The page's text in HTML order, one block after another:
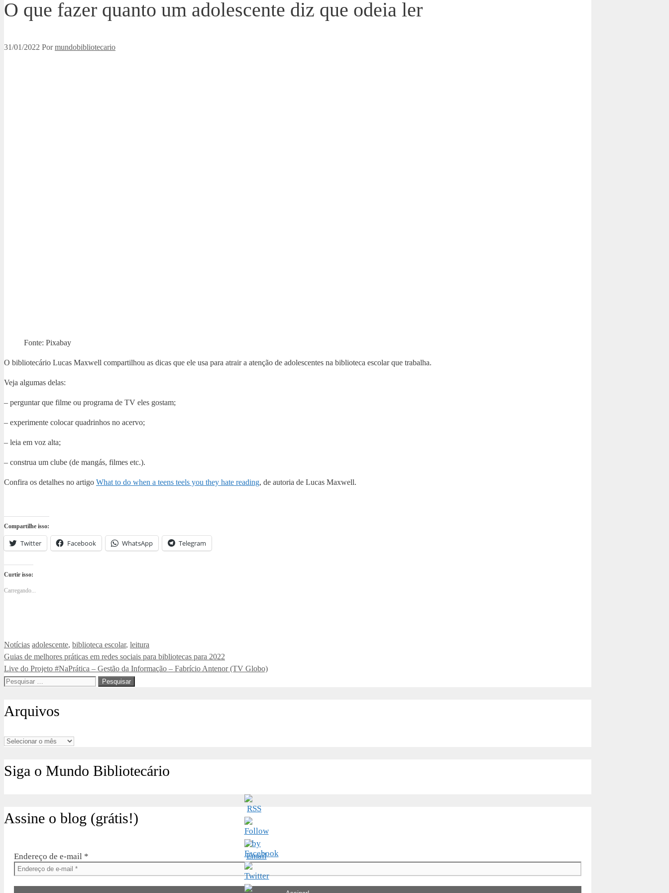
O que fazer quanto um adolescente diz que odeia ler
31/01/2022 Pormundobibliotecario
Fonte: Pixabay
O bibliotecário Lucas Maxwell compartilhou as dicas que ele usa para atrair a atenção de adolescentes na biblioteca escolar que trabalha.
Veja algumas delas:
– perguntar que filme ou programa de TV eles gostam;
– experimente colocar quadrinhos no acervo;
– leia em voz alta;
– construa um clube (de mangás, filmes etc.).
Confira os detalhes no artigo What to do when a teens teels you they hate reading, de autoria de Lucas Maxwell.
Compartilhe isso:
Twitter Facebook WhatsApp Telegram
Curtir isso:
Carregando...
Categorias
Notícias Tags
adolescente, biblioteca escolar, leitura
Guias de melhores práticas em redes sociais para bibliotecas para 2022
Live do Projeto #NaPrática – Gestão da Informação – Fabrício Antenor (TV Globo)
Pesquisar
Arquivos
Arquivos
Siga o Mundo Bibliotecário
Assine o blog (grátis!)
Endereço de e-mail *